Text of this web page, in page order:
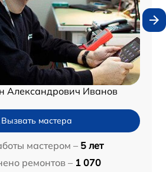
Александрович Иванов
Вызвать мастера
мастером – 5 лет
ремонтов – 1 070